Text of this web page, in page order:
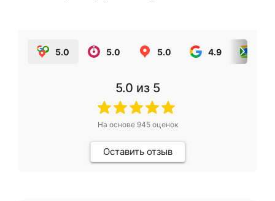
5.0 5.0 5.0 4.9
5.0 из 5
На основе 945оценок
Оставить отзыв